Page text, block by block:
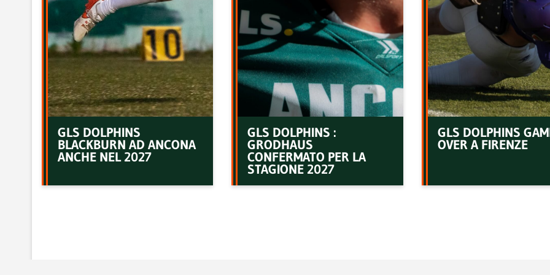
GLS DOLPHINS
BLACKBURN AD ANCONA
ANCHE NEL 2027
GLS DOLPHINS :
GRODHAUS
CONFERMATO PER LA
STAGIONE 2027
GLS DOLPHINS
OVER A FIRENZE